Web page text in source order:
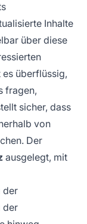
Inhalte
über diese
überflüssig,
fragen,
sicher, dass
von
Der
ausgelegt, mit
der
der